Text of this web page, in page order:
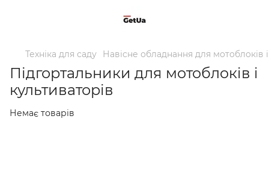
Техніка для саду Навісне обладнання для мотоблоків
Підгортальники для мотоблоків і
культиваторів
Немає товарів